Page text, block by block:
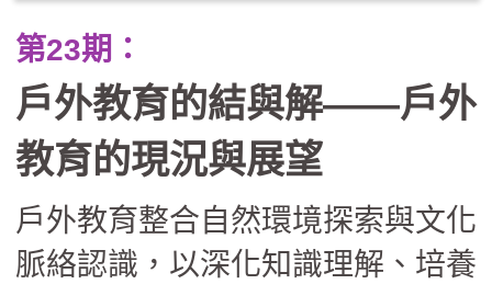
減）與心理韌性，並重建了學校、
社區與家長間的信任關係，證明了
將世界當作教室，能培養出更具適
應力與善良品質的下一代。
第23期：
戶外教育的結與解——戶外
教育的現況與展望
戶外教育整合自然環境探索與文化
脈絡認識，以深化知識理解、培養